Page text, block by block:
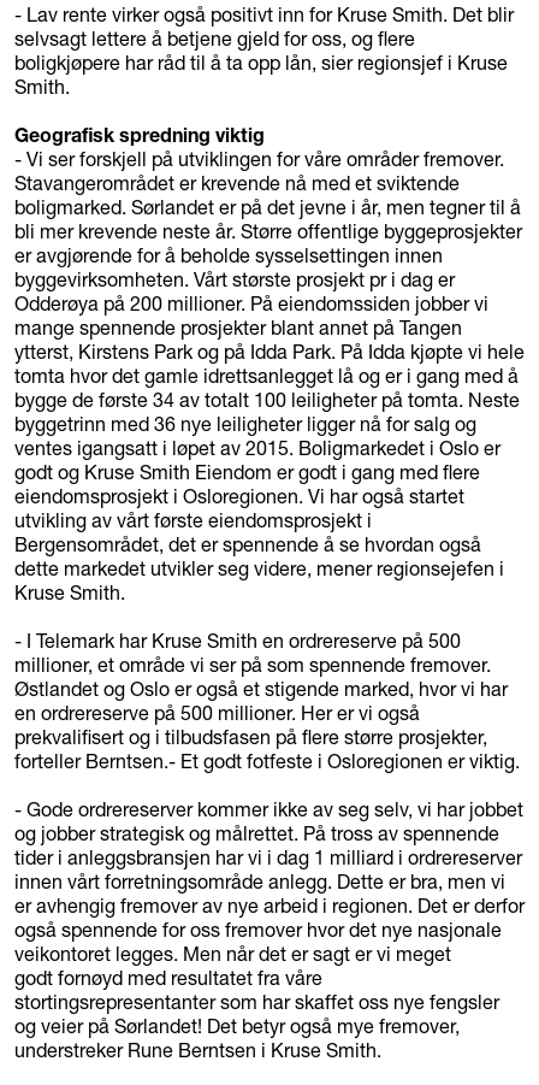
- Lav rente virker også positivt inn for Kruse Smith. Det blir
selvsagt lettere å betjene gjeld for oss, og flere
boligkjøpere har råd til å ta opp lån, sier regionsjef i Kruse
Smith.
Geografisk spredning viktig
- Vi ser forskjell på utviklingen for våre områder fremover.
Stavangerområdet er krevende nå med et sviktende
boligmarked. Sørlandet er på det jevne i år, men tegner til å
bli mer krevende neste år. Større offentlige byggeprosjekter
er avgjørende for å beholde sysselsettingen innen
byggevirksomheten. Vårt største prosjekt pr i dag er
Odderøya på 200 millioner. På eiendomssiden jobber vi
mange spennende prosjekter blant annet på Tangen
ytterst, Kirstens Park og på Idda Park. På Idda kjøpte vi hele
tomta hvor det gamle idrettsanlegget lå og er i gang med å
bygge de første 34 av totalt 100 leiligheter på tomta. Neste
byggetrinn med 36 nye leiligheter ligger nå for salg og
ventes igangsatt i løpet av 2015. Boligmarkedet i Oslo er
godt og Kruse Smith Eiendom er godt i gang med flere
eiendomsprosjekt i Osloregionen. Vi har også startet
utvikling av vårt første eiendomsprosjekt i
Bergensområdet, det er spennende å se hvordan også
dette markedet utvikler seg videre, mener regionsejefen i
Kruse Smith.
- I Telemark har Kruse Smith en ordrereserve på 500
millioner, et område vi ser på som spennende fremover.
Østlandet og Oslo er også et stigende marked, hvor vi har
en ordrereserve på 500 millioner. Her er vi også
prekvalifisert og i tilbudsfasen på flere større prosjekter,
forteller Berntsen.- Et godt fotfeste i Osloregionen er viktig.
- Gode ordrereserver kommer ikke av seg selv, vi har jobbet
og jobber strategisk og målrettet. På tross av spennende
tider i anleggsbransjen har vi i dag 1 milliard i ordrereserver
innen vårt forretningsområde anlegg. Dette er bra, men vi
er avhengig fremover av nye arbeid i regionen. Det er derfor
også spennende for oss fremover hvor det nye nasjonale
veikontoret legges. Men når det er sagt er vi meget
godt fornøyd med resultatet fra våre
stortingsrepresentanter som har skaffet oss nye fengsler
og veier på Sørlandet! Det betyr også mye fremover,
understreker Rune Berntsen i Kruse Smith.